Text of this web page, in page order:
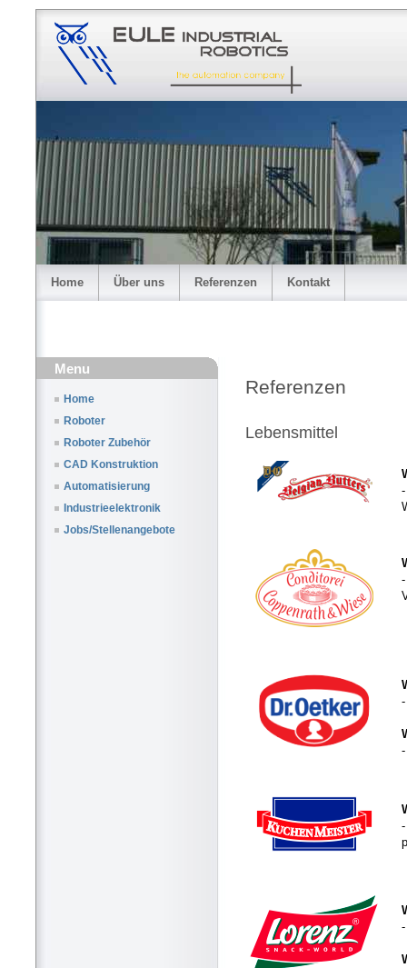
Home Über uns Referenzen Kontakt
Menu
Home
Roboter
Roboter Zubehör
CAD Konstruktion
Automatisierung
Industrieelektronik
Jobs/Stellenangebote
Referenzen
Lebensmittel